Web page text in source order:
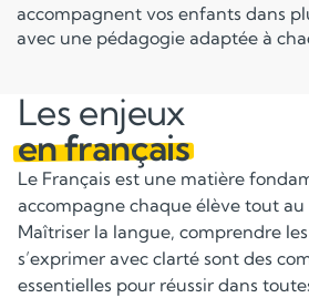
accompagnent vos enfants dans
avec une pédagogie adaptée à
Les enjeux
en français
Le Français est une matière
accompagne chaque élève tout au
Maîtriser la langue, comprendre
s’exprimer avec clarté sont des
essentielles pour réussir dans